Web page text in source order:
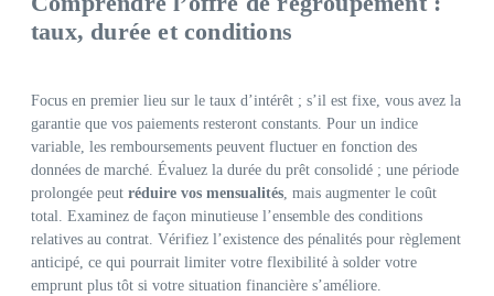
taux, durée et conditions
Focus en premier lieu sur le taux d’intérêt ; s’il est fixe, vous avez la
garantie que vos paiements resteront constants. Pour un indice
variable, les remboursements peuvent fluctuer en fonction des
données de marché. Évaluez la durée du prêt consolidé ; une période
prolongée peut réduire vos mensualités, mais augmenter le coût
total. Examinez de façon minutieuse l’ensemble des conditions
relatives au contrat. Vérifiez l’existence des pénalités pour règlement
anticipé, ce qui pourrait limiter votre flexibilité à solder votre
emprunt plus tôt si votre situation financière s’améliore.